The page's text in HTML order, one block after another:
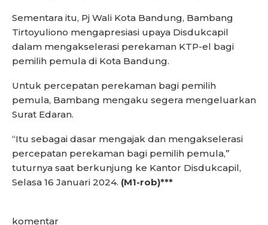
Sementara itu, Pj Wali Kota Bandung, Bambang
Tirtoyuliono mengapresiasi upaya Disdukcapil
dalam mengakselerasi perekaman KTP-el bagi
pemilih pemula di Kota Bandung.
Untuk percepatan perekaman bagi pemilih
pemula, Bambang mengaku segera mengeluarkan
Surat Edaran.
“Itu sebagai dasar mengajak dan mengakselerasi
percepatan perekaman bagi pemilih pemula,”
tuturnya saat berkunjung ke Kantor Disdukcapil,
Selasa 16 Januari 2024. (M1-rob)***
komentar